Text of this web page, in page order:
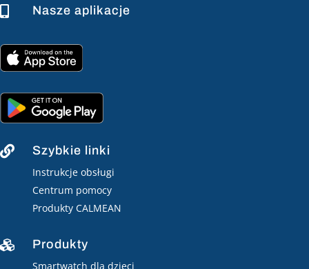
 Nasze aplikacje
 Szybkie linki
Instrukcje obsługi
Centrum pomocy
Produkty CALMEAN
 Produkty
Smartwatch dla dzieci